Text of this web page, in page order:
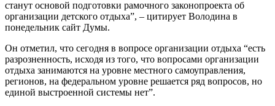
станут основой подготовки рамочного законопроекта об
организации детского отдыха”, – цитирует Володина в
понедельник сайт Думы.
Он отметил, что сегодня в вопросе организации отдыха “есть
разрозненность, исходя из того, что вопросами организации
отдыха занимаются на уровне местного самоуправления,
регионов, на федеральном уровне решается ряд вопросов, но
единой выстроенной системы нет”.